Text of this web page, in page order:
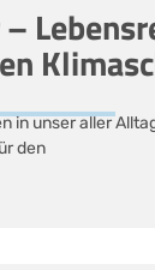
in unser aller
den